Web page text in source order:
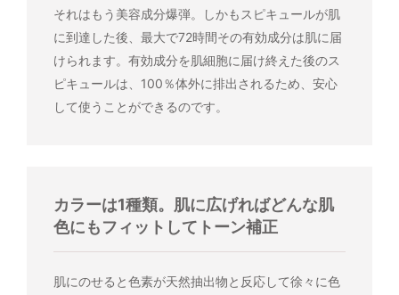
それはもう美容成分爆弾。しかもスピキュールが肌
に到達した後、最大で72時間その有効成分は肌に届
けられます。有効成分を肌細胞に届け終えた後のス
ピキュールは、100％体外に排出されるため、安心
して使うことができるのです。
カラーは1種類。肌に広げればどんな肌
色にもフィットしてトーン補正
肌にのせると色素が天然抽出物と反応して徐々に色